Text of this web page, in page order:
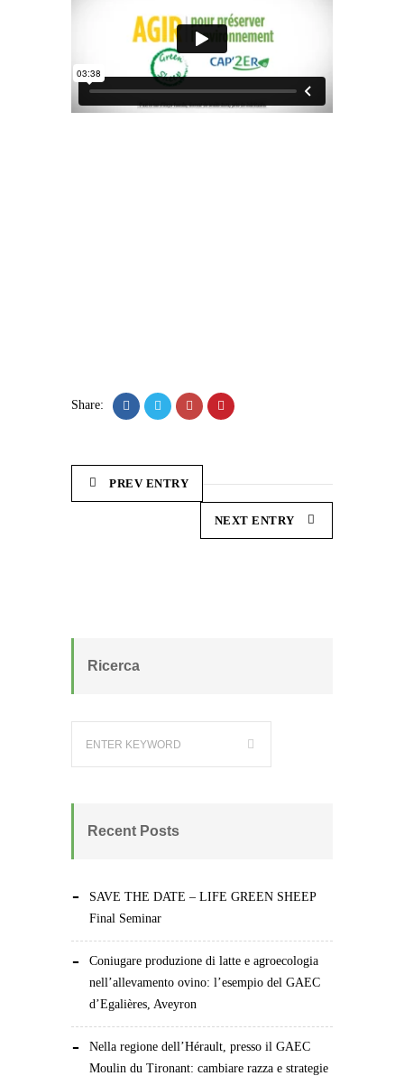
Share:
PREV ENTRY
NEXT ENTRY
Ricerca
Recent Posts
SAVE THE DATE – LIFE GREEN SHEEP
Final Seminar
Coniugare produzione di latte e agroecologia
nell’allevamento ovino: l’esempio del GAEC
d’Egalières, Aveyron
Nella regione dell’Hérault, presso il GAEC
Moulin du Tironant: cambiare razza e strategie